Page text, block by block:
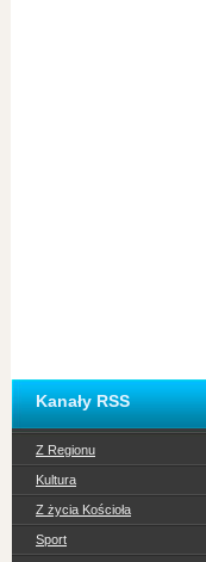
Kanały RSS
Z Regionu
Kultura
Z życia Kościoła
Sport